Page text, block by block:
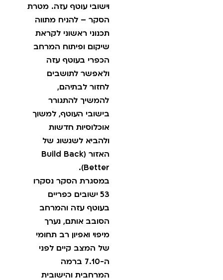
וישובי עוטף עזה. מטרת
הסקר – להניח מתווה
תכנוני ראשוני לקראת
שיקום ופיתוח המרחב
הכפרי בעוטף עזה
ולאפשר לתושבים
לחזור לבתיהם,
להמשיך להתגורר
בישובי העוטף, למשוך
אוכלוסיות חדשות
ולהביא לשגשוג של
האזור (Build Back
Better).
במסגרת הסקר נסקרו
53 ישובים כפריים
בעוטף עזה והמרחב
הסובב אותם, נערך
מיפוי ואפיון רב תחומי
של המצב קיים לפני
ה-7.10 ברמה
המרחבית והישובית